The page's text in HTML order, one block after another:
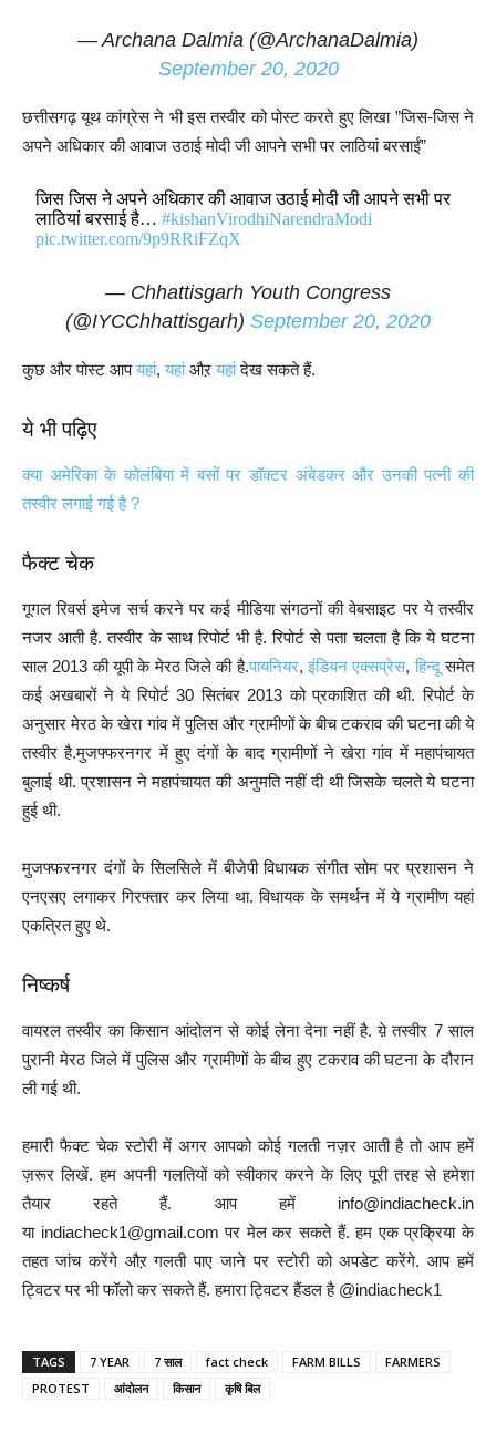
— Archana Dalmia (@ArchanaDalmia)
September 20, 2020
छत्तीसगढ़ यूथ कांग्रेस ने भी इस तस्वीर को पोस्ट करते हुए लिखा ”जिस-जिस ने
अपने अधिकार की आवाज उठाई मोदी जी आपने सभी पर लाठियां बरसाईं”
जिस जिस ने अपने अधिकार की आवाज उठाई मोदी जी आपने सभी पर
लाठियां बरसाई है…#kishanVirodhiNarendraModi
pic.twitter.com/9p9RRiFZqX
— Chhattisgarh Youth Congress
(@IYCChhattisgarh) September 20, 2020
कुछ और पोस्ट आपयहां,यहांऔऱयहांदेख सकते हैं.
ये भी पढ़िए
क्या अमेरिका के कोलंबिया में बसों पर डॉक्टर अंबेडकर और उनकी पत्नी की
तस्वीर लगाई गई है ?
फैक्ट चेक
गूगल रिवर्स इमेज सर्च करने पर कई मीडिया संगठनों की वेबसाइट पर ये तस्वीर
नजर आती है. तस्वीर के साथ रिपोर्ट भी है. रिपोर्ट से पता चलता है कि ये घटना
साल 2013 की यूपी के मेरठ जिले की है.पायनियर,इंडियन एक्सप्रेस,हिन्दूसमेत
कई अखबारों ने ये रिपोर्ट 30 सितंबर 2013 को प्रकाशित की थी. रिपोर्ट के
अनुसार मेरठ के खेरा गांव में पुलिस और ग्रामीणों के बीच टकराव की घटना की ये
तस्वीर है.मुजफ्फरनगर में हुए दंगों के बाद ग्रामीणों ने खेरा गांव में महापंचायत
बुलाई थी. प्रशासन ने महापंचायत की अनुमति नहीं दी थी जिसके चलते ये घटना
हुई थी.
मुजफ्फरनगर दंगों के सिलसिले में बीजेपी विधायक संगीत सोम पर प्रशासन ने
एनएसए लगाकर गिरफ्तार कर लिया था. विधायक के समर्थन में ये ग्रामीण यहां
एकत्रित हुए थे.
निष्कर्ष
वायरल तस्वीर का किसान आंदोलन से कोई लेना देना नहीं है. य़े तस्वीर 7 साल
पुरानी मेरठ जिले में पुलिस और ग्रामीणों के बीच हुए टकराव की घटना के दौरान
ली गई थी.
हमारी फैक्ट चेक स्टोरी में अगर आपको कोई गलती नज़र आती है तो आप हमें
ज़रूर लिखें. हम अपनी गलतियों को स्वीकार करने के लिए पूरी तरह से हमेशा
तैयार रहते हैं. आप हमें info@indiacheck.in
या indiacheck1@gmail.com पर मेल कर सकते हैं. हम एक प्रक्रिया के
तहत जांच करेंगे औऱ गलती पाए जाने पर स्टोरी को अपडेट करेंगे. आप हमें
ट्विटर पर भी फॉलो कर सकते हैं. हमारा ट्विटर हैंडल है @indiacheck1
TAGS 7 YEAR 7 साल fact check FARM BILLS
FARMERS
PROTEST
आंदोलन किसान कृषि बिल